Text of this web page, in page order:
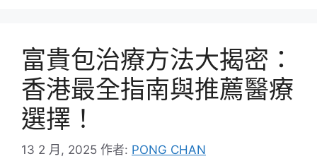
富貴包治療方法大揭密：
香港最全指南與推薦醫療
選擇！
13 2 月, 2025 作者: PONG CHAN